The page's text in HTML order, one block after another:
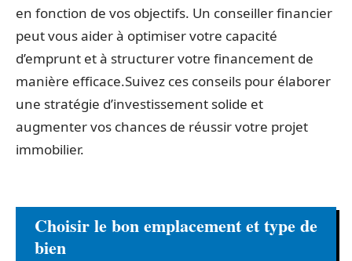
en fonction de vos objectifs. Un conseiller financier
peut vous aider à optimiser votre capacité
d’emprunt et à structurer votre financement de
manière efficace.Suivez ces conseils pour élaborer
une stratégie d’investissement solide et
augmenter vos chances de réussir votre projet
immobilier.
Choisir le bon emplacement et type de
bien